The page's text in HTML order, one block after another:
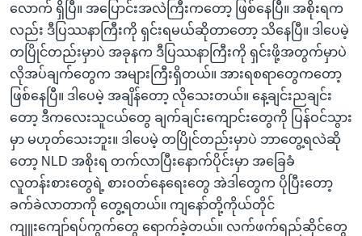
လောက် ရှိပြီ။ အပြောင်းအလဲကြီးကတော့ ဖြစ်နေပြီ။ အစိုးရက
လည်း ဒီပြဿနာကြီးကို ရှင်းရမယ်ဆိုတာတော့ သိနေပြီ။ ဒါပေမဲ့
တပြိုင်တည်းမှာပဲ အခုနက ဒီပြဿနာကြီးကို ရှင်းဖို့အတွက်မှာပဲ
လိုအပ်ချက်တွေက အများကြီးရှိတယ်။ အားရစရာတွေကတော့
ဖြစ်နေပြီ။ ဒါပေမဲ့ အချိန်တော့ လိုသေးတယ်။ နေ့ချင်းညချင်း
တော့ ဒီကလေးသူငယ်တွေ ချက်ချင်းကျောင်းတွေကို ပြန်ဝင်သွား
မှာ မဟုတ်သေးဘူး။ ဒါပေမဲ့ တပြိုင်တည်းမှာပဲ ဘာတွေ့ရလဲဆို
တော့ NLD အစိုးရ တက်လာပြီးနောက်ပိုင်းမှာ အခြေခံ
လူတန်းစားတွေရဲ့ စားဝတ်နေရေးတွေ အဲဒါတွေက ပိုပြီးတော့
ခက်ခဲလာတာကို တွေ့ရတယ်။ ကျနော်တို့ကိုယ်တိုင်
ကျူးကျော်ရပ်ကွက်တွေ ရောက်ခဲ့တယ်။ လက်ဖက်ရည်ဆိုင်တွေ